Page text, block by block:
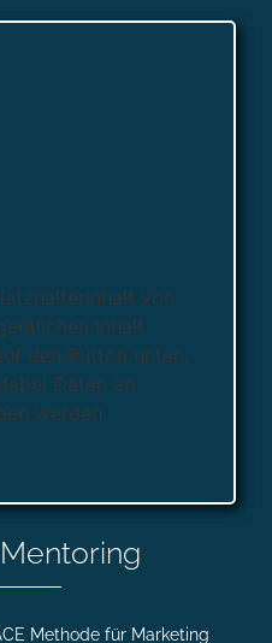
Methode für Marketing
von
Inhalt
den Button unten.
Daten an
werden.